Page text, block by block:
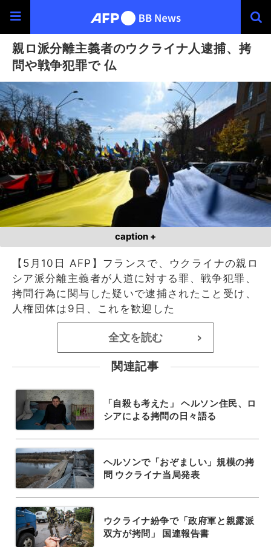
親ロ派分離主義者のウクライナ人逮捕、拷
問や戦争犯罪で 仏
caption +
【5月10日 AFP】フランスで、ウクライナの親ロ
シア派分離主義者が人道に対する罪、戦争犯罪、
拷問行為に関与した疑いで逮捕されたこと受け、
人権団体は9日、これを歓迎した
全文を読む >
関連記事
「自殺も考えた」 ヘルソン住民、ロ
シアによる拷問の日々語る
ヘルソンで「おぞましい」規模の拷
問 ウクライナ当局発表
ウクライナ紛争で「政府軍と親露派
双方が拷問」 国連報告書